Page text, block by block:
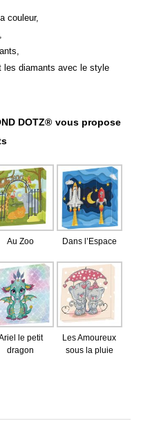
couleur,
les diamants avec le style
DOTZ® vous propose
Au Zoo Dans l’Espace
le petit
dragon
Les Amoureux
sous la pluie